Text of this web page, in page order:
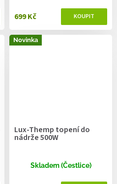
699 Kč
Novinka
Lux-Themp topení do
nádrže 500W
Skladem (Čestlice)